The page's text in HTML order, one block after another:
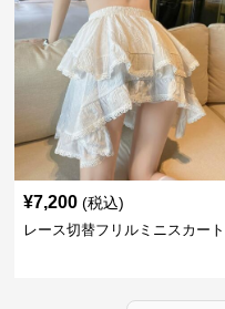
¥7,200 (税込)
レース切替フリルミニスカート